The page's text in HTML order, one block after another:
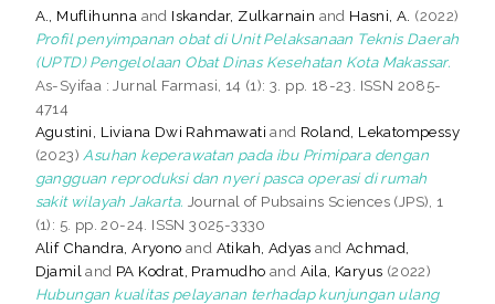
A., Muflihunna and Iskandar, Zulkarnain and Hasni, A. (2022)
Profil penyimpanan obat di Unit Pelaksanaan Teknis Daerah
(UPTD) Pengelolaan Obat Dinas Kesehatan Kota Makassar.
As-Syifaa : Jurnal Farmasi, 14 (1): 3. pp. 18-23. ISSN 2085-
4714
Agustini, Liviana Dwi Rahmawati and Roland, Lekatompessy
(2023) Asuhan keperawatan pada ibu Primipara dengan
gangguan reproduksi dan nyeri pasca operasi di rumah
sakit wilayah Jakarta. Journal of Pubsains Sciences (JPS), 1
(1): 5. pp. 20-24. ISSN 3025-3330
Alif Chandra, Aryono and Atikah, Adyas and Achmad,
Djamil and PA Kodrat, Pramudho and Aila, Karyus (2022)
Hubungan kualitas pelayanan terhadap kunjungan ulang